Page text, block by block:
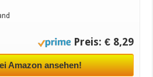
Preis: € 8,29
Amazon ansehen!